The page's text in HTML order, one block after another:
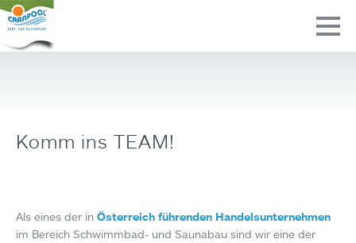
Komm ins TEAM!
Als eines der in Österreich führenden Handelsunternehmen
im Bereich Schwimmbad- und Saunabau sind wir eine der